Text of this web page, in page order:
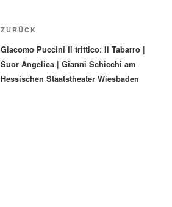
Beitragsnavigation
Vorheriger
Beitrag
ZURÜCK
Giacomo Puccini Il trittico: Il Tabarro |
Suor Angelica | Gianni Schicchi am
Hessischen Staatstheater Wiesbaden